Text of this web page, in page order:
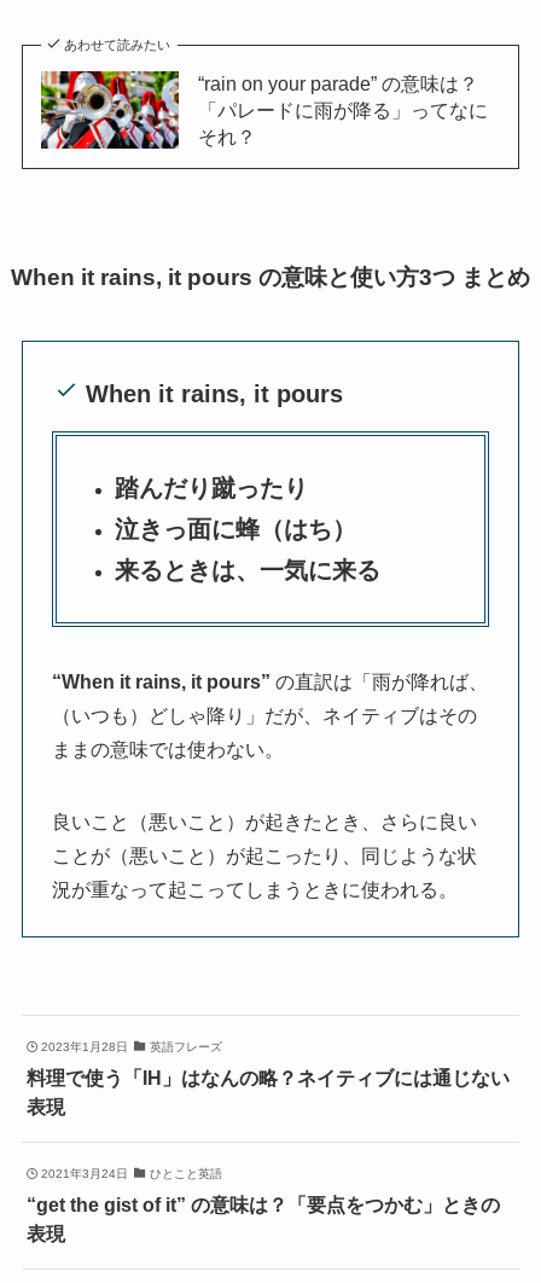
あわせて読みたい
“rain on your parade” の意味は？
「パレードに雨が降る」ってなに
それ？
When it rains, it pours の意味と使い方3つ まとめ
When it rains, it pours
踏んだり蹴ったり
泣きっ面に蜂（はち）
来るときは、一気に来る
“When it rains, it pours” の直訳は「雨が降れば、
（いつも）どしゃ降り」だが、ネイティブはその
ままの意味では使わない。
良いこと（悪いこと）が起きたとき、さらに良い
ことが（悪いこと）が起こったり、同じような状
況が重なって起こってしまうときに使われる。
2023年1月28日 英語フレーズ
料理で使う「IH」はなんの略？ネイティブには通じない
表現
2021年3月24日 ひとこと英語
“get the gist of it” の意味は？「要点をつかむ」ときの
表現